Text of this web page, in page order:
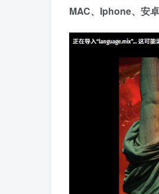
MAC、Iphone、安